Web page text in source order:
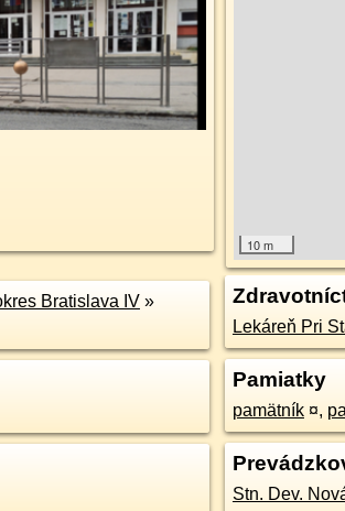
10 m
Bratislava IV »
Lekáreň Pri
Pamiatky
pamätník ¤,
Stn. Dev.